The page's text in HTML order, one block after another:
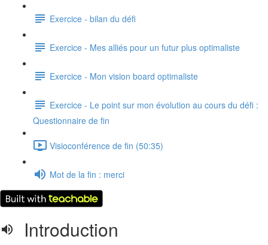
Exercice - bilan du défi
Exercice - Mes alliés pour un futur plus optimaliste
Exercice - Mon vision board optimaliste
Exercice - Le point sur mon évolution au cours du défi :
Questionnaire de fin
Visioconférence de fin (50:35)
Mot de la fin : merci
Introduction